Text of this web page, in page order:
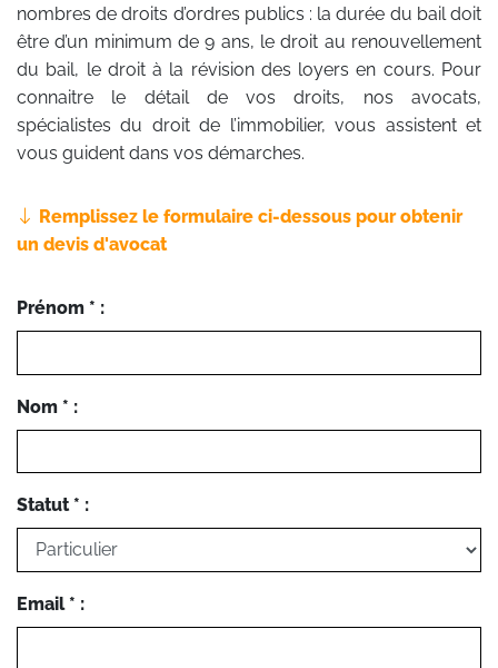
nombres de droits d’ordres publics : la durée du bail doit
être d’un minimum de 9 ans, le droit au renouvellement
du bail, le droit à la révision des loyers en cours. Pour
connaitre le détail de vos droits, nos avocats,
spécialistes du droit de l’immobilier, vous assistent et
vous guident dans vos démarches.
Remplissez le formulaire ci-dessous pour obtenir
un devis d'avocat
Prénom * :
Nom * :
Statut * :
Email * :